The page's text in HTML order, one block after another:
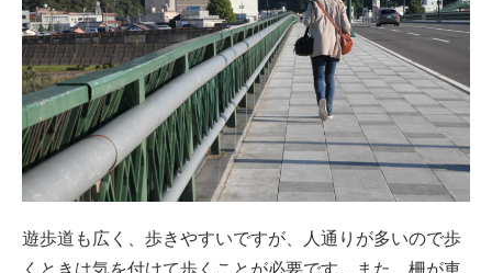
遊歩道も広く、歩きやすいですが、人通りが多いので歩